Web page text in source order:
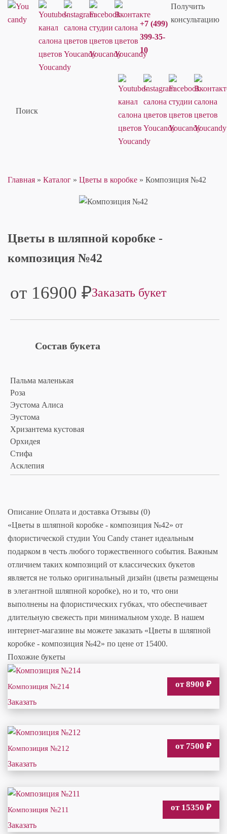
+7 (499)
399-35-
10
Получить
консультацию
Поиск
Главная » Каталог » Цветы в коробке » Композиция №42
Цветы в шляпной коробке -
композиция №42
от 16900 ₽Заказать букет
Состав букета
Пальма маленькая
Роза
Эустома Алиса
Эустома
Хризантема кустовая
Орхидея
Стифа
Асклепия
Описание Оплата и доставка Отзывы (0)
«Цветы в шляпной коробке - композиция №42» от
флористической студии You Candy станет идеальным
подарком в честь любого торжественного события. Важным
отличием таких композиций от классических букетов
является не только оригинальный дизайн (цветы размещены
в элегантной шляпной коробке), но и то, что они
выполнены на флористических губках, что обеспечивает
длительную свежесть при минимальном уходе. В нашем
интернет-магазине вы можете заказать «Цветы в шляпной
коробке - композиция №42» по цене от 15400.
Похожие букеты
Композиция №214 от 8900 ₽
Заказать
Композиция №212 от 7500 ₽
Заказать
Композиция №211 от 15350 ₽
Заказать